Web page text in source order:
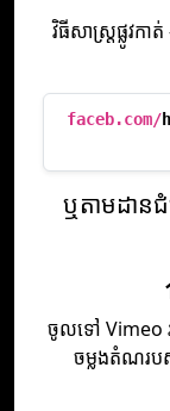
វិធីសាស្ត្រផ្លូវក
faceb.com/
ឬ​តាម​ដាន​
ចូលទៅ Vimeo
ចម្លងតំណរប